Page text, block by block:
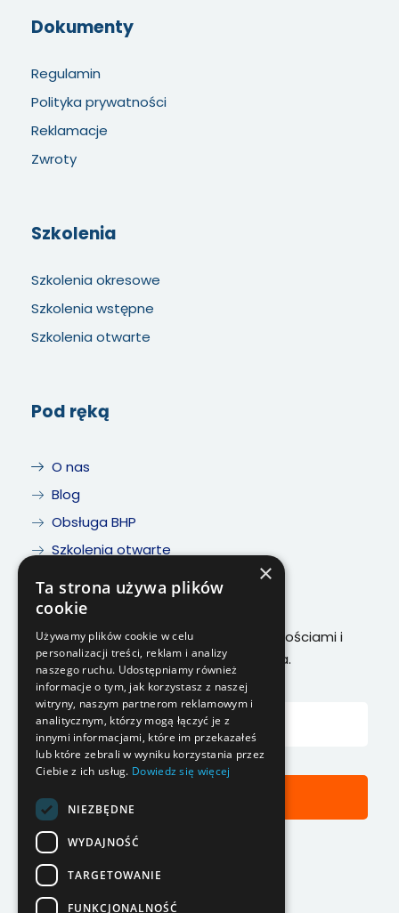
Dokumenty
Regulamin
Polityka prywatności
Reklamacje
Zwroty
Szkolenia
Szkolenia okresowe
Szkolenia wstępne
Szkolenia otwarte
Pod ręką
O nas
Blog
Obsługa BHP
Szkolenia otwarte
Chcesz być na bieżąco z naszymi nowościami i
szkoleniami? Zapisz się do newslettera.
×
Ta strona używa plików
cookie
Używamy plików cookie w celu
personalizacji treści, reklam i analizy
naszego ruchu. Udostępniamy również
informacje o tym, jak korzystasz z naszej
witryny, naszym partnerom reklamowym i
analitycznym, którzy mogą łączyć je z
innymi informacjami, które im przekazałeś
lub które zebrali w wyniku korzystania przez
Ciebie z ich usług. Dowiedz się więcej
NIEZBĘDNE
WYDAJNOŚĆ
TARGETOWANIE
FUNKCJONALNOŚĆ